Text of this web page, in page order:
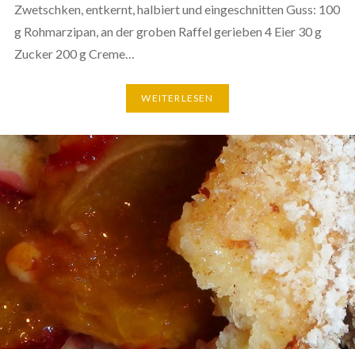
Zwetschken, entkernt, halbiert und eingeschnitten Guss: 100
g Rohmarzipan, an der groben Raffel gerieben 4 Eier 30 g
Zucker 200 g Creme…
WEITERLESEN